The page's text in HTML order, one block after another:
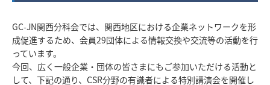
GC-JN関西分科会では、関西地区における企業ネットワークを形
成促進するため、会員29団体による情報交換や交流等の活動を行
っています。
今回、広く一般企業・団体の皆さまにもご参加いただける活動と
して、下記の通り、CSR分野の有識者による特別講演会を開催し